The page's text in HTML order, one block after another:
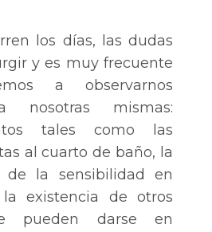
los días, las dudas
y es muy frecuente
a observarnos
nosotras mismas:
tales como las
al cuarto de baño, la
de la sensibilidad en
existencia de otros
pueden darse en